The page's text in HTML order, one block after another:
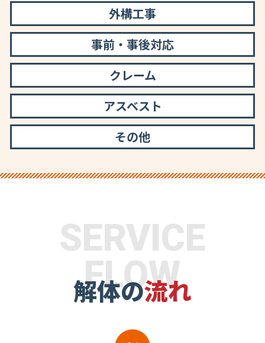
外構工事
事前・事後対応
クレーム
アスベスト
その他
SERVICE
FLOW
解体の流れ